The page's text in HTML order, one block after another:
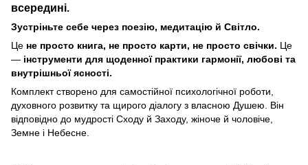
всередині.
Зустріньте себе через поезію, медитацію й Світло.
Це не просто книга, не просто карти, не просто свічки. Це
— інструменти для щоденної практики гармонії, любові та
внутрішньої ясності.
Комплект створено для самостійної психологічної роботи,
духовного розвитку та щирого діалогу з власною Душею. Він
відповідно до мудрості Сходу й Заходу, жіноче й чоловіче,
Земне і Небесне.